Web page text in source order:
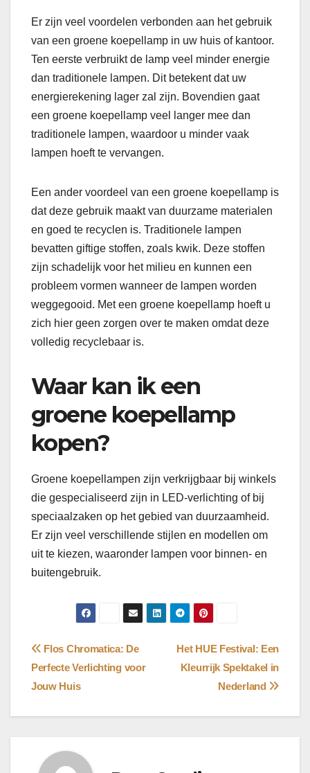
Er zijn veel voordelen verbonden aan het gebruik
van een groene koepellamp in uw huis of kantoor.
Ten eerste verbruikt de lamp veel minder energie
dan traditionele lampen. Dit betekent dat uw
energierekening lager zal zijn. Bovendien gaat
een groene koepellamp veel langer mee dan
traditionele lampen, waardoor u minder vaak
lampen hoeft te vervangen.
Een ander voordeel van een groene koepellamp is
dat deze gebruik maakt van duurzame materialen
en goed te recyclen is. Traditionele lampen
bevatten giftige stoffen, zoals kwik. Deze stoffen
zijn schadelijk voor het milieu en kunnen een
probleem vormen wanneer de lampen worden
weggegooid. Met een groene koepellamp hoeft u
zich hier geen zorgen over te maken omdat deze
volledig recyclebaar is.
Waar kan ik een
groene koepellamp
kopen?
Groene koepellampen zijn verkrijgbaar bij winkels
die gespecialiseerd zijn in LED-verlichting of bij
speciaalzaken op het gebied van duurzaamheid.
Er zijn veel verschillende stijlen en modellen om
uit te kiezen, waaronder lampen voor binnen- en
buitengebruik.
Bericht
navigatie
Het HUE Festival: Een
Kleurrijk Spektakel in
Nederland
Flos Chromatica: De
Perfecte Verlichting voor
Jouw Huis